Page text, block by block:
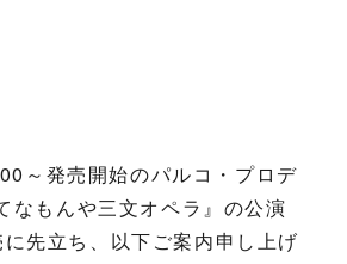
～発売開始のパルコ・プロデ
なもんや三文オペラ』の公演
先立ち、以下ご案内申し上げ